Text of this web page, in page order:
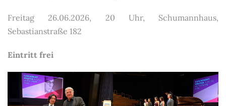
Freitag 26.06.2026, 20 Uhr, Schumannhaus,
Sebastianstraße 182
Eintritt frei